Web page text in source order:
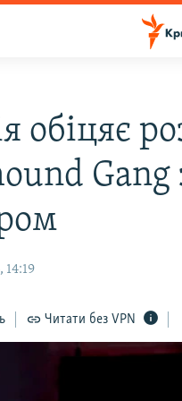
обіцяє
Gang
14:19
Читати без VPN